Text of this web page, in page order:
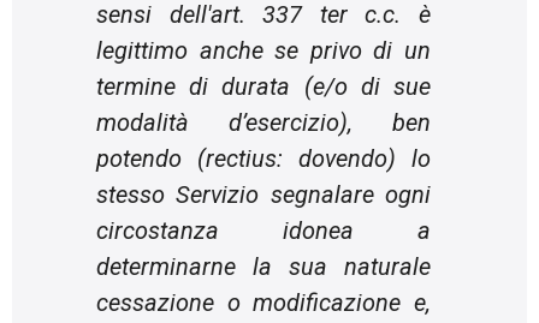
sensi dell'art. 337 ter c.c. è
legittimo anche se privo di un
termine di durata (e/o di sue
modalità d’esercizio), ben
potendo (rectius: dovendo) lo
stesso Servizio segnalare ogni
circostanza idonea a
determinarne la sua naturale
cessazione o modificazione e,